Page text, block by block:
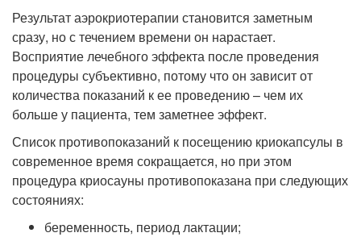
Результат аэрокриотерапии становится заметным
сразу, но с течением времени он нарастает.
Восприятие лечебного эффекта после проведения
процедуры субъективно, потому что он зависит от
количества показаний к ее проведению – чем их
больше у пациента, тем заметнее эффект.
Список противопоказаний к посещению криокапсулы в
современное время сокращается, но при этом
процедура криосауны противопоказана при следующих
состояниях:
беременность, период лактации;